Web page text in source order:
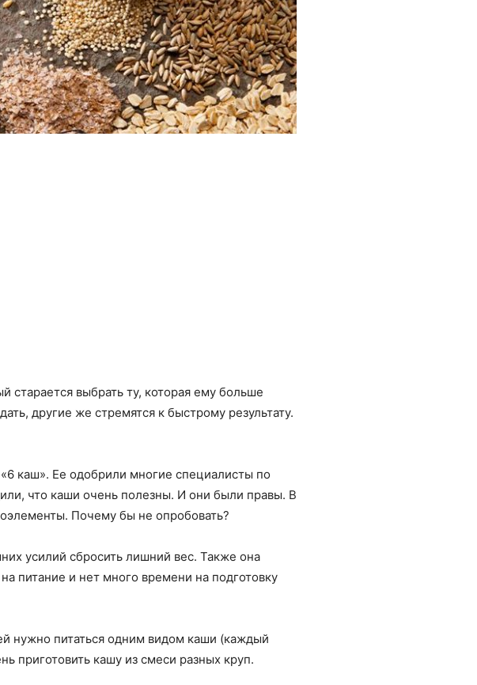
старается выбрать ту, которая ему больше
другие же стремятся к быстрому результату.
каш». Ее одобрили многие специалисты по
что каши очень полезны. И они были правы. В
Почему бы не опробовать?
усилий сбросить лишний вес. Также она
питание и нет много времени на подготовку
нужно питаться одним видом каши (каждый
приготовить кашу из смеси разных круп.